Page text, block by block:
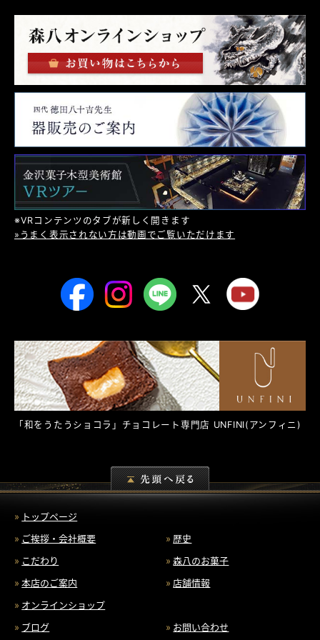
※VRコンテンツのタブが新しく開きます
»うまく表示されない方は動画でご覧いただけます
「和をうたうショコラ」チョコレート専門店 UNFINI(アンフィニ)
トップページ
ご挨拶・会社概要
歴史
こだわり
森八のお菓子
本店のご案内
店舗情報
オンラインショップ
ブログ
お問い合わせ